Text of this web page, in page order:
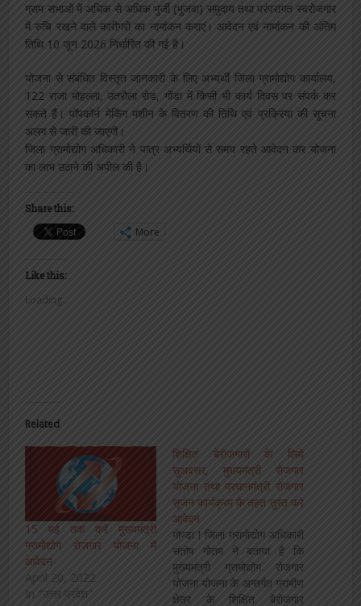
ग्राम सभाओं में अधिक से अधिक भुर्जी (भुजवा) समुदाय तथा परंपरागत स्वरोजगार
में रुचि रखने वाले कारीगरों का नामांकन कराएं। आवेदन एवं नामांकन की अंतिम
तिथि 10 जून 2026 निर्धारित की गई है।
योजना से संबंधित विस्तृत जानकारी के लिए अभ्यर्थी जिला ग्रामोद्योग कार्यालय,
122 राजा मोहल्ला, उतरौला रोड, गोंडा में किसी भी कार्य दिवस पर संपर्क कर
सकते हैं। पॉपकॉर्न मेकिंग मशीन के वितरण की तिथि एवं प्रक्रिया की सूचना
अलग से जारी की जाएगी।
जिला ग्रामोद्योग अधिकारी ने पात्र अभ्यर्थियों से समय रहते आवेदन कर योजना
का लाभ उठाने की अपील की है।
Share this:
More
Like this:
Loading...
Related
15 मई तक करें मुख्यमंत्री
ग्रामोद्योग रोजगार योजना में
आवेदन
April 20, 2022
In "उत्तर प्रदेश"
शिक्षित बेरोजगारों के लिये
सुअवसर, मुख्यमंत्री रोजगार
योजना तथा प्रधानमंत्री रोजगार
सृजन कार्यक्रम के तहत तुरंत करे
आवेदन
गोण्डा ! जिला ग्रामोद्योग अधिकारी
संतोष गौतम ने बताया है कि
मुख्यमंत्री ग्रामोद्योग रोजगार
योजना योजना के अन्तर्गत ग्रामीण
क्षेत्र के शिक्षित बेरोजगार